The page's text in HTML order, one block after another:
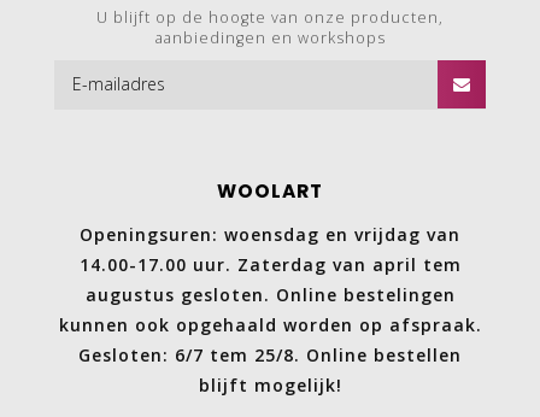
U blijft op de hoogte van onze producten,
aanbiedingen en workshops
WOOLART
Openingsuren: woensdag en vrijdag van
14.00-17.00 uur. Zaterdag van april tem
augustus gesloten. Online bestelingen
kunnen ook opgehaald worden op afspraak.
Gesloten: 6/7 tem 25/8. Online bestellen
blijft mogelijk!